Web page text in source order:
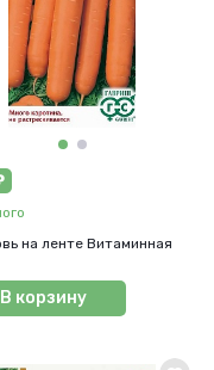
на ленте Витаминная
В корзину